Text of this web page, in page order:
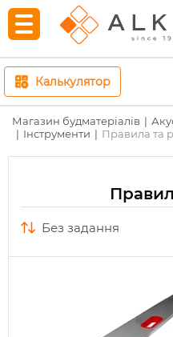
Калькулятор
Магазин будматеріалів
Інструменти
Правила та
без задання